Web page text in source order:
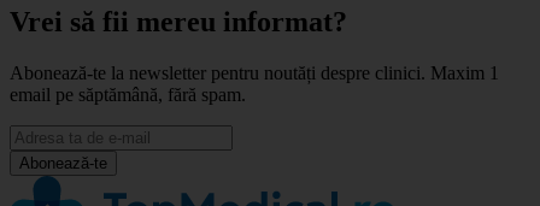
Vrei să fii mereu informat?
Abonează-te la newsletter pentru noutăți despre clinici. Maxim 1
email pe săptămână, fără spam.
Abonează-te